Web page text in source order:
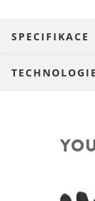
SPECIFIKACE
TECHNOLOGIE